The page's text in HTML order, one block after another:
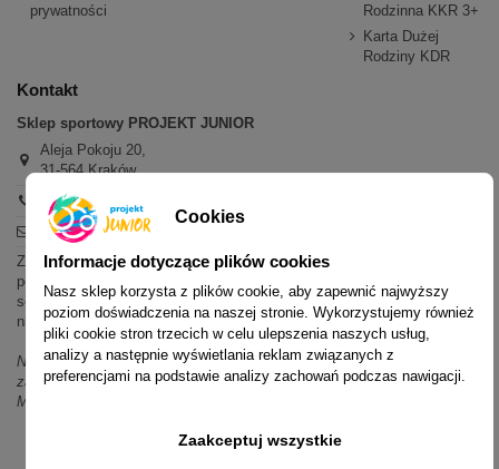
prywatności
Rodzinna KKR 3+
Karta Dużej
Rodziny KDR
Kontakt
Sklep sportowy PROJEKT JUNIOR
Aleja Pokoju 20,
31-564 Kraków
+48 600 779 897
sklep@projektjunior.pl
Zapraszamy do sklepu stacjonarnego:
poniedziałek - piątek: 11.00-19.00
sobota: 10.00-14.00
niedziela (każda): nieczynne
Nie odpowiadamy na wiadomości SMS. W sprawach dotyczących
zamówień i oferty prosimy o kontakt mailowy, telefoniczny lub przez
Messenger.
Cookies
Informacje dotyczące plików cookies
Nasz sklep korzysta z plików cookie, aby zapewnić najwyższy
poziom doświadczenia na naszej stronie. Wykorzystujemy również
pliki cookie stron trzecich w celu ulepszenia naszych usług,
analizy a następnie wyświetlania reklam związanych z
preferencjami na podstawie analizy zachowań podczas nawigacji.
Zaakceptuj wszystkie